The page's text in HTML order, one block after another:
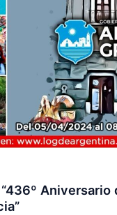
Aniversario